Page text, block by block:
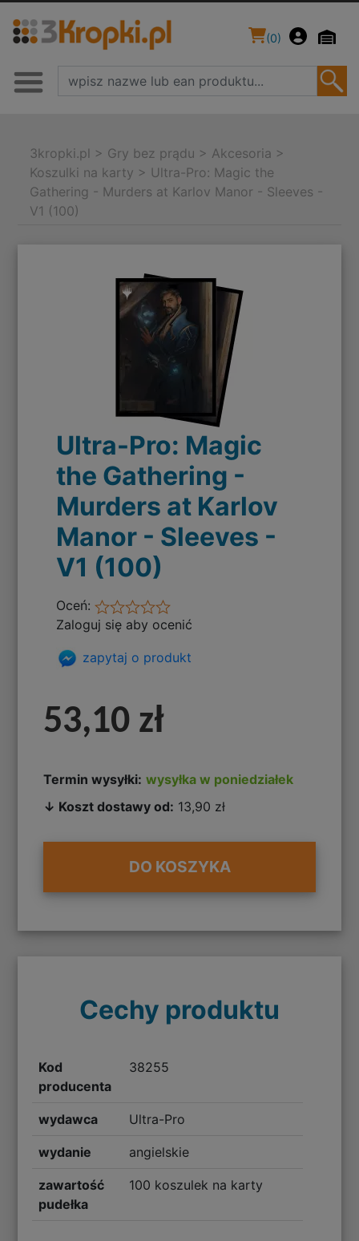
(0)
3kropki.pl > Gry bez prądu > Akcesoria >
Koszulki na karty > Ultra-Pro: Magic the
Gathering - Murders at Karlov Manor - Sleeves -
V1 (100)
Ultra-Pro: Magic
the Gathering -
Murders at Karlov
Manor - Sleeves -
V1 (100)
Oceń:
Zaloguj się aby ocenić
zapytaj o produkt
53,10 zł
Termin wysyłki: wysyłka w poniedziałek
↓ Koszt dostawy od: 13,90 zł
DO KOSZYKA
Cechy produktu
Kod
producenta
38255
wydawca Ultra-Pro
wydanie angielskie
zawartość
pudełka
100 koszulek na karty